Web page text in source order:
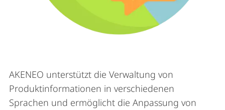
AKENEO unterstützt die Verwaltung von
Produktinformationen in verschiedenen
Sprachen und ermöglicht die Anpassung von